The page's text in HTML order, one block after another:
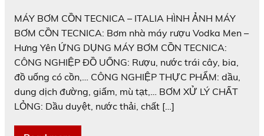
MÁY BƠM CỒN TECNICA – ITALIA HÌNH ẢNH MÁY
BƠM CỒN TECNICA: Bơm nhà máy rượu Vodka Men –
Hưng Yên ỨNG DỤNG MÁY BƠM CỒN TECNICA:
CÔNG NGHIỆP ĐỒ UỐNG: Rượu, nước trái cây, bia,
đồ uống có cồn,… CÔNG NGHIỆP THỰC PHẨM: dầu,
dung dịch đường, giấm, mù tạt,… BƠM XỬ LÝ CHẤT
LỎNG: Dầu duyệt, nước thải, chất […]